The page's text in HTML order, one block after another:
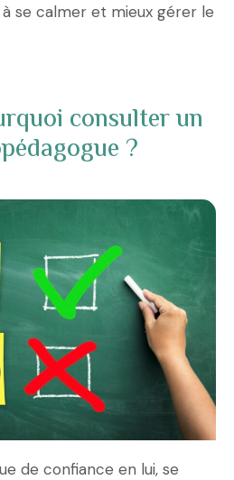
se calmer et mieux gérer le
consulter un
?
de confiance en lui, se